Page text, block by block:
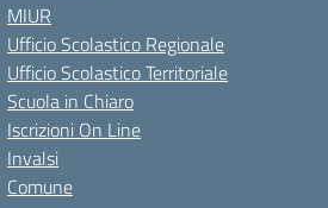
MIUR
Ufficio Scolastico Regionale
Ufficio Scolastico Territoriale
Scuola in Chiaro
Iscrizioni On Line
Invalsi
Comune